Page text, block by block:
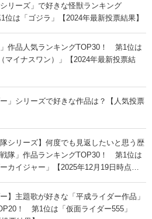
シリーズ」で好きな怪獣ランキング
は「ゴジラ」【2024年最新投票結果】
作品人気ランキングTOP30！ 第1位は
マイナスワン）」【2024年最新投票結
ー」シリーズで好きな作品は？【人気投票
隊シリーズ】何度でも見返したいと思う歴
隊」作品ランキングTOP30！ 第1位は
カイジャー」【2025年12月19日時点の
ー】主題歌が好きな「平成ライダー作品」
！ 第1位は「仮面ライダー555」